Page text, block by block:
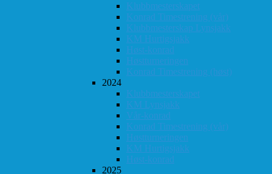
Klubbmesterskapet
Konrad Timestrening (vår)
Klubbmesterskap Lynsjakk
KM Hurtigsjakk
Høst-konrad
Høstturneringen
Konrad Timestrening (høst)
2024
Klubbmesterskapet
KM Lynsjakk
Vår-konrad
Konrad Timestrening (vår)
Høstturneringen
KM Hurtigsjakk
Høst-konrad
2025